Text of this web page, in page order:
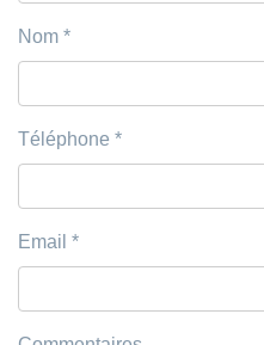
Nom *
Téléphone *
Email *